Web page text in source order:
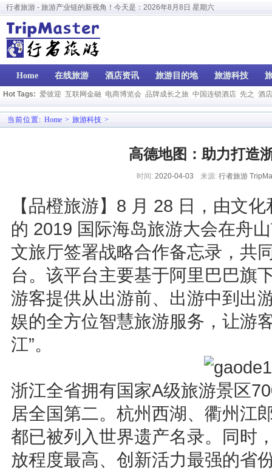
行者旅游 - 旅游产业链的新视角！今天是： 2026年8月8日 星期六
Home 在线旅游 酒店资讯 旅游目的地 旅游科技
Hot Tags: 爱彼迎 互联网金融 电商博览会 品牌成长之旅 中国连锁酒店 先之 酒
当前位置: Home > 旅游科技 >
高德地图：助力打造
时间: 2020-04-03 来源: 行者旅游
【品橙旅游】8 月 28 日，由文
的 2019 国际海岛旅游大会在舟
文旅厅签署战略合作备忘录，共
台。该平台主要基于阿里巴巴旗
游客提供从出游前、出游中到出
娱的全方位智慧旅游服务，让游
江”。
浙江全省拥有国家A级旅游景区
居全国第二。杭州西湖、衢州江
都已被列入世界遗产名录。同时
放程度最高、创新活力最强的省